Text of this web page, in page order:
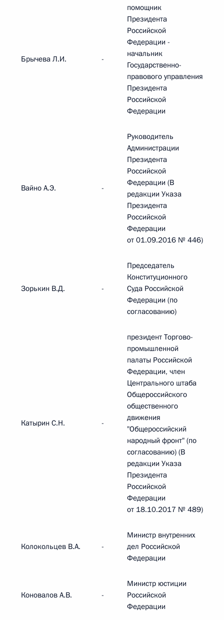
Брычева Л.И. -
помощник
Президента
Российской
Федерации -
начальник
Государственно-
правового управления
Президента
Российской
Федерации
Вайно А.Э. -
Руководитель
Администрации
Президента
Российской
Федерации (В
редакции Указа
Президента
Российской
Федерации
от 01.09.2016 № 446)
Зорькин В.Д. -
Председатель
Конституционного
Суда Российской
Федерации (по
согласованию)
Катырин С.Н. -
президент Торгово-
промышленной
палаты Российской
Федерации, член
Центрального штаба
Общероссийского
общественного
движения
"Общероссийский
народный фронт" (по
согласованию) (В
редакции Указа
Президента
Российской
Федерации
от 18.10.2017 № 489)
Колокольцев В.А. -
Министр внутренних
дел Российской
Федерации
Коновалов А.В. -
Министр юстиции
Российской
Федерации